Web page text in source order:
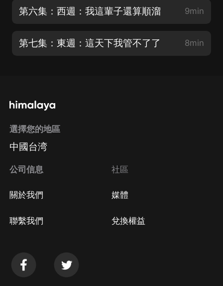
第六集：西週：我這輩子還算順溜 9min
第七集：東週：這天下我管不了了 8min
選擇您的地區
中國台湾
公司信息
關於我們
聯繫我們
社區
媒體
兌換權益